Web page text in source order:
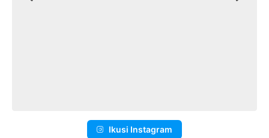
Ikusi Instagram